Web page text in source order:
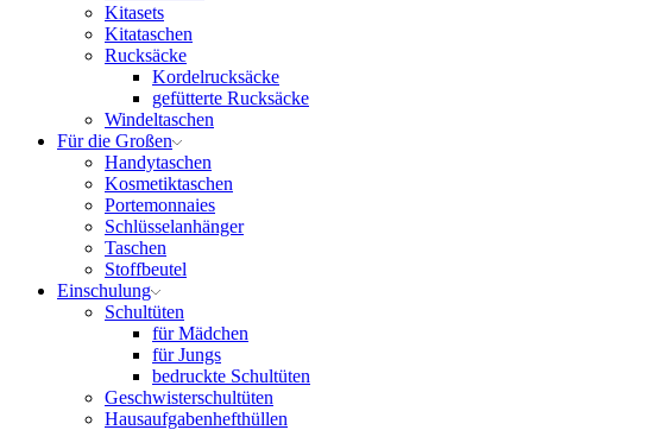
Kitasets
Kitataschen
Rucksäcke
Kordelrucksäcke
gefütterte Rucksäcke
Windeltaschen
Für die Großen
Handytaschen
Kosmetiktaschen
Portemonnaies
Schlüsselanhänger
Taschen
Stoffbeutel
Einschulung
Schultüten
für Mädchen
für Jungs
bedruckte Schultüten
Geschwisterschultüten
Hausaufgabenhefthüllen